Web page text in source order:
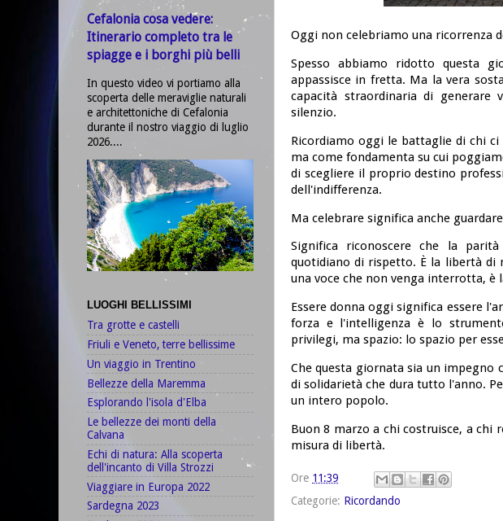
Oggi non celebriamo una ricorrenza
Spesso abbiamo ridotto questa
appassisce in fretta. Ma la vera
capacità straordinaria di
silenzio.
Ricordiamo oggi le battaglie di chi
ma come fondamenta su cui
di scegliere il proprio destino
dell'indifferenza.
Ma celebrare significa anche
Significa riconoscere che la
quotidiano di rispetto. È la libertà
una voce che non venga interrotta, è
Essere donna oggi significa essere
forza e l'intelligenza è lo
privilegi, ma spazio: lo spazio per
Che questa giornata sia un impegno
di solidarietà che dura tutto l'anno.
un intero popolo.
Buon 8 marzo a chi costruisce, a chi
misura di libertà.
Ore 11:39
Categorie: Ricordando
Cefalonia cosa vedere:
Itinerario completo tra le
spiagge e i borghi più belli
In questo video vi portiamo alla
scoperta delle meraviglie naturali
e architettoniche di Cefalonia
durante il nostro viaggio di luglio
2026....
LUOGHI BELLISSIMI
Tra grotte e castelli
Friuli e Veneto, terre bellissime
Un viaggio in Trentino
Bellezze della Maremma
Esplorando l'isola d'Elba
Le bellezze dei monti della
Calvana
Echi di natura: Alla scoperta
dell'incanto di Villa Strozzi
Viaggiare in Europa 2022
Sardegna 2023